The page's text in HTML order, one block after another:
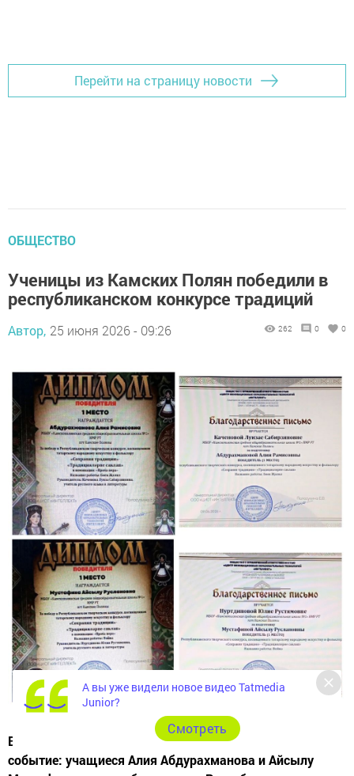
Перейти на страницу новости
ОБЩЕСТВО
Ученицы из Камских Полян победили в
республиканском конкурсе традиций
Автор, 25 июня 2026 - 09:26 262 0 0
В Камскополянской школе № 1 очередное радостное
событие: учащиеся Алия Абдурахманова и Айсылу
А вы уже видели новое видео Tatmedia
Junior?
Cмотреть